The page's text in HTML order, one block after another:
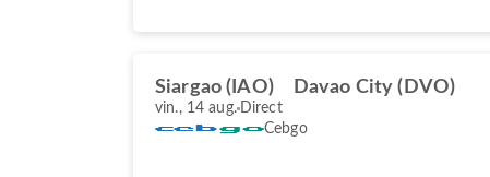
Siargao (IAO) Davao City (DVO)
vin., 14 aug. Direct
Cebgo